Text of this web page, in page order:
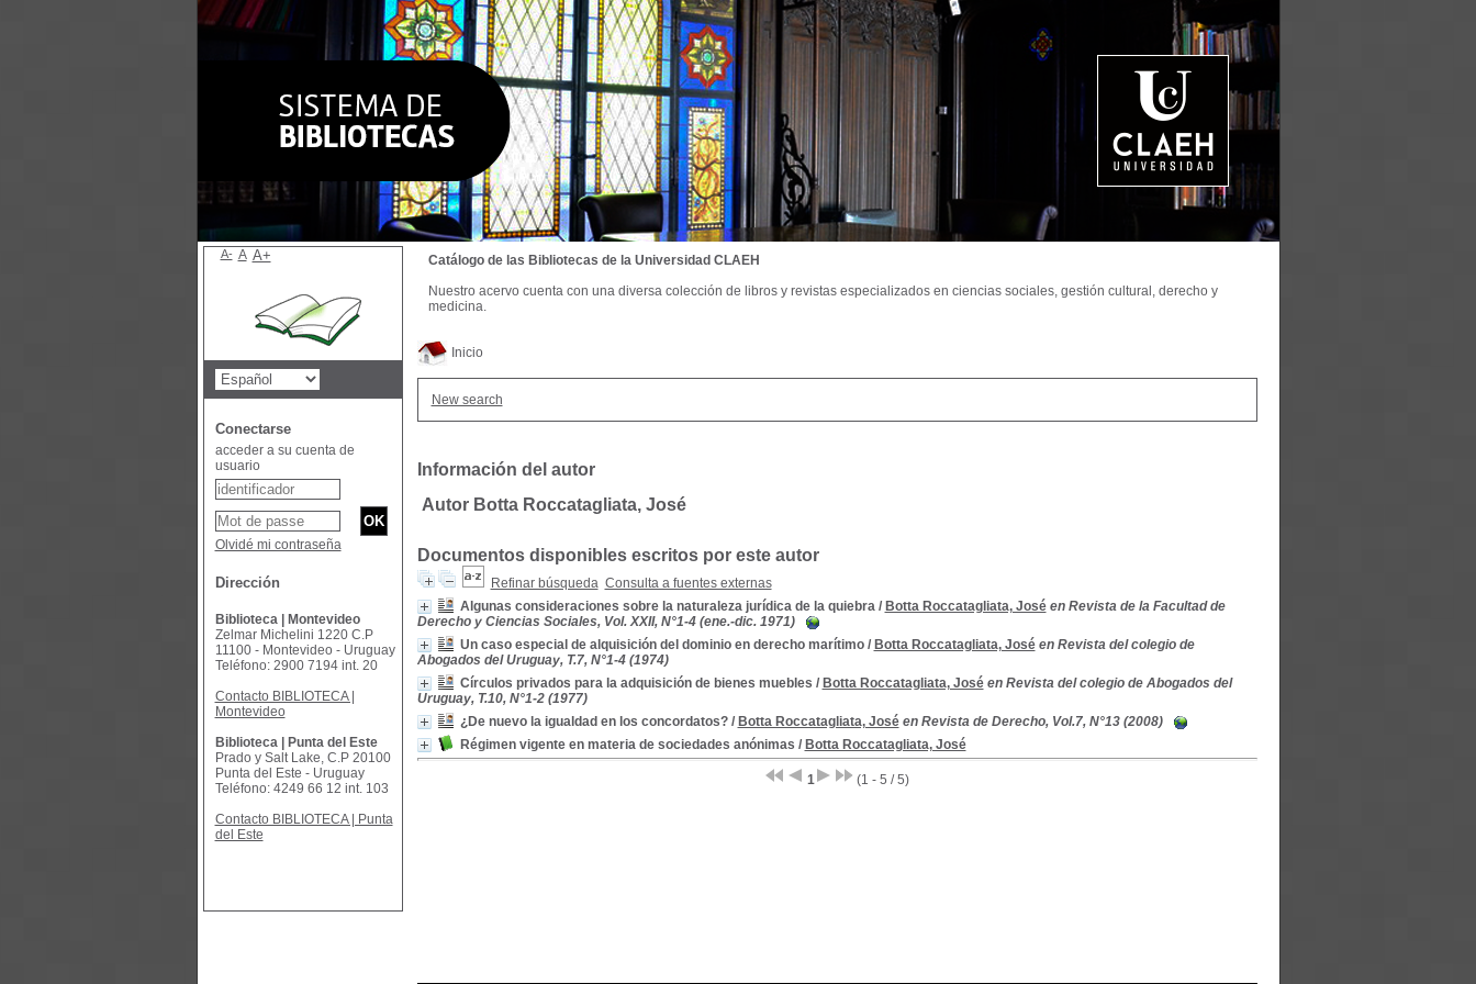
Inicio
New search
Información del autor
Autor Botta Roccatagliata, José
Documentos disponibles escritos por este autor
Refinar búsqueda Consulta a fuentes externas
Algunas consideraciones sobre la naturaleza jurídica de la quiebra/ Botta Roccatagliata, José en Revista de la Facultad de
Derecho y Ciencias Sociales, Vol. XXII, N°1-4 (ene.-dic. 1971)
Un caso especial de alquisición del dominio en derecho marítimo/ Botta Roccatagliata, José en Revista del colegio de
Abogados del Uruguay, T.7, N°1-4 (1974)
Círculos privados para la adquisición de bienes muebles / Botta Roccatagliata, José en Revista del colegio de Abogados del
Uruguay, T.10, N°1-2 (1977)
¿De nuevo la igualdad en los concordatos?/ Botta Roccatagliata, José en Revista de Derecho, Vol.7, N°13 (2008)
Régimen vigente en materia de sociedades anónimas / Botta Roccatagliata, José
1 (1 - 5 / 5)
Catálogo de las Bibliotecas de la Universidad CLAEH
Nuestro acervo cuenta con una diversa colección de libros y revistas especializados en ciencias sociales, gestión cultural, derecho y
medicina.
A- A A+
Conectarse
acceder a su cuenta de
usuario
Olvidé mi contraseña
Dirección
Biblioteca | Montevideo
Zelmar Michelini 1220 C.P
11100 - Montevideo - Uruguay
Teléfono: 2900 7194 int. 20
Contacto BIBLIOTECA |
Montevideo
Biblioteca | Punta del Este
Prado y Salt Lake, C.P 20100
Punta del Este - Uruguay
Teléfono: 4249 66 12 int. 103
Contacto BIBLIOTECA | Punta
del Este